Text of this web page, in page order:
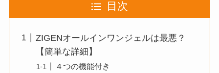
目次
ZIGENオールインワンジェルは最悪？
【簡単な詳細】
４つの機能付き